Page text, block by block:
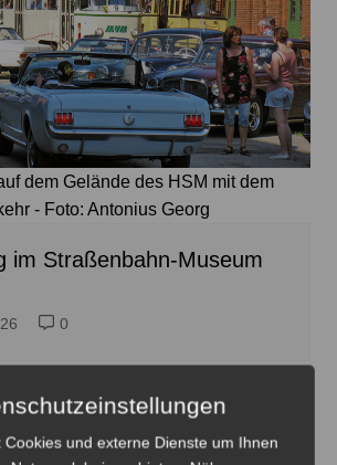
dem Gelände des HSM mit dem
- Foto: Antonius Georg
im Straßenbahn-Museum
0
Cookies und externe Dienste um Ihnen